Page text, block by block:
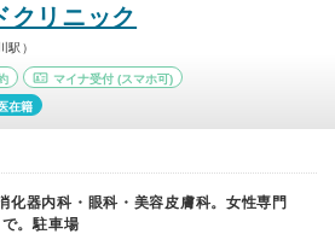
クリニック
駅）
マイナ受付 (スマホ可)
在籍
化器内科・眼科・美容皮膚科。女性専門
。駐車場